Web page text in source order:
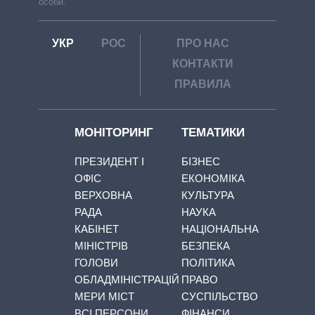
УКР РОС
ПРО НАС
КОНТАКТИ
ПРАВИЛА
МОНІТОРИНГ
ПРЕЗИДЕНТ І
ОФІС
ВЕРХОВНА
РАДА
КАБІНЕТ
МІНІСТРІВ
ГОЛОВИ
ОБЛАДМІНІСТРАЦІЙ
МЕРИ МІСТ
ТЕМАТИКИ
БІЗНЕС
ЕКОНОМІКА
КУЛЬТУРА
НАУКА
НАЦІОНАЛЬНА
БЕЗПЕКА
ПОЛІТИКА
ПРАВО
СУСПІЛЬСТВО